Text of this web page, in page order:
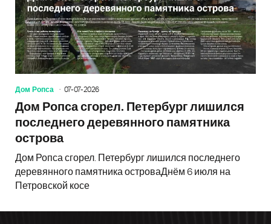
Дом Ропса 07-07-2026
Дом Ропса сгорел. Петербург лишился
последнего деревянного памятника
острова
Дом Ропса сгорел. Петербург лишился последнего
деревянного памятника островаДнём 6 июля на
Петровской косе